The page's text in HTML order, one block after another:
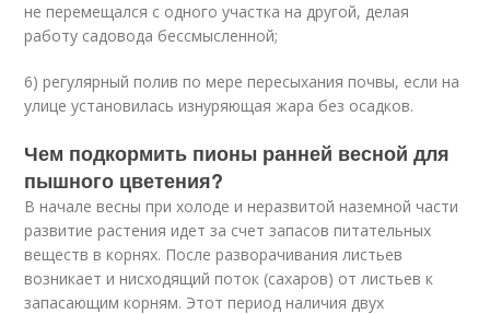
не перемещался с одного участка на другой, делая
работу садовода бессмысленной;
6) регулярный полив по мере пересыхания почвы, если на
улице установилась изнуряющая жара без осадков.
Чем подкормить пионы ранней весной для
пышного цветения?
В начале весны при холоде и неразвитой наземной части
развитие растения идет за счет запасов питательных
веществ в корнях. После разворачивания листьев
возникает и нисходящий поток (сахаров) от листьев к
запасающим корням. Этот период наличия двух